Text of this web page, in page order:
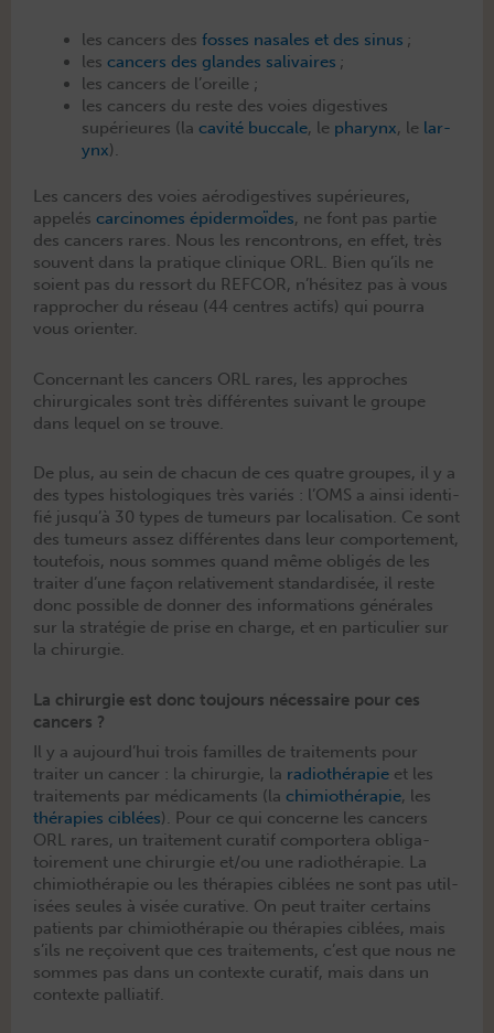
les can­cers des fos­s­es nasales et des sinus ;
les can­cers des glan­des sali­vaires ;
les can­cers de l’oreille ;
les can­cers du reste des voies diges­tives
supérieures (la cav­ité buc­cale, le phar­ynx, le lar­
ynx).
Les can­cers des voies aérodi­ges­tives supérieures,
appelés car­ci­nomes épi­der­moïdes, ne font pas par­tie
des can­cers rares. Nous les ren­con­trons, en effet, très
sou­vent dans la pra­tique clin­ique ORL. Bien qu’ils ne
soient pas du ressort du REFCOR, n’hésitez pas à vous
rap­procher du réseau (44 cen­tres act­ifs) qui pour­ra
vous orienter.
Con­cer­nant les can­cers ORL rares, les approches
chirur­gi­cales sont très dif­férentes suiv­ant le groupe
dans lequel on se trouve.
De plus, au sein de cha­cun de ces qua­tre groupes, il y a
des types his­tologiques très var­iés : l’OMS a ain­si iden­ti­
fié jusqu’à 30 types de tumeurs par local­i­sa­tion. Ce sont
des tumeurs assez dif­férentes dans leur com­porte­ment,
toute­fois, nous sommes quand même oblig­és de les
traiter d’une façon rel­a­tive­ment stan­dard­is­ée, il reste
donc pos­si­ble de don­ner des infor­ma­tions générales
sur la stratégie de prise en charge, et en par­ti­c­uli­er sur
la chirurgie.
La chirurgie est donc toujours nécessaire pour ces
cancers ?
Il y a aujourd’hui trois familles de traite­ments pour
traiter un can­cer : la chirurgie, la radio­thérapie et les
traite­ments par médica­ments (la chimio­thérapie, les
thérapies ciblées). Pour ce qui con­cerne les can­cers
ORL rares, un traite­ment curatif com­portera oblig­a­
toire­ment une chirurgie et/ou une radio­thérapie. La
chimio­thérapie ou les thérapies ciblées ne sont pas util­
isées seules à visée cura­tive. On peut traiter cer­tains
patients par chimio­thérapie ou thérapies ciblées, mais
s’ils ne reçoivent que ces traite­ments, c’est que nous ne
sommes pas dans un con­texte curatif, mais dans un
con­texte palliatif.